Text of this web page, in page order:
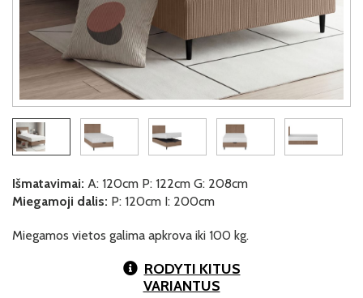
Išmatavimai: A: 120cm P: 122cm G: 208cm
Miegamoji dalis: P: 120cm I: 200cm
Miegamos vietos galima apkrova iki 100 kg.
RODYTI KITUS
VARIANTUS